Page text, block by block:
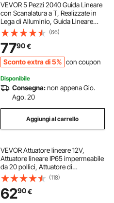
VEVOR 5 Pezzi 2040 Guida Lineare
con Scanalatura a T, Realizzate in
Lega di Alluminio, Guida Lineare
Anodizzata Estruso ad Alta
Resistenza per Stampante,
Incisione Laser, Nero 1500 mm
(66)
7790€
Sconto extra di 5% con coupon
Disponibile
Consegna:non appena Gio.
Ago. 20
Aggiungi al carrello
VEVOR Attuatore lineare 12V,
Attuatore lineare IP65 impermeabile
da 20 pollici, Attuatore di
movimento lineare da 660
libbre/3000N 0,19"/s con staffa di
montaggio per uso esterno
(118)
6290€